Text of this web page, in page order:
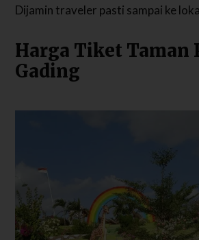
Dijamin traveler pasti sampai ke
Harga Tiket Taman
Gading